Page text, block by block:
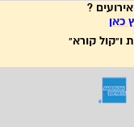
?
כאן
ו"קול קורא"